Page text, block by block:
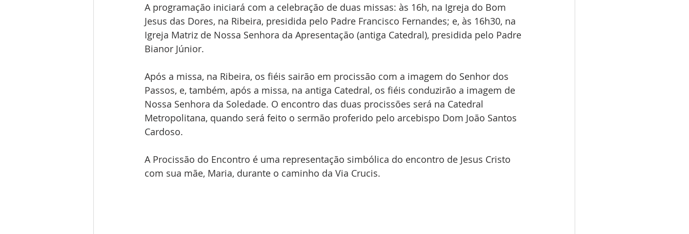
A programação iniciará com a celebração de duas missas: às 16h, na Igreja do Bom
Jesus das Dores, na Ribeira, presidida pelo Padre Francisco Fernandes; e, às 16h30, na
Igreja Matriz de Nossa Senhora da Apresentação (antiga Catedral), presidida pelo Padre
Bianor Júnior.
Após a missa, na Ribeira, os fiéis sairão em procissão com a imagem do Senhor dos
Passos, e, também, após a missa, na antiga Catedral, os fiéis conduzirão a imagem de
Nossa Senhora da Soledade. O encontro das duas procissões será na Catedral
Metropolitana, quando será feito o sermão proferido pelo arcebispo Dom João Santos
Cardoso.
A Procissão do Encontro é uma representação simbólica do encontro de Jesus Cristo
com sua mãe, Maria, durante o caminho da Via Crucis.